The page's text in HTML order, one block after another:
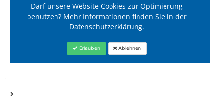
Darf unsere Website Cookies zur Optimierung
benutzen? Mehr Informationen finden Sie in der
Datenschutzerklärung.
Erlauben Ablehnen